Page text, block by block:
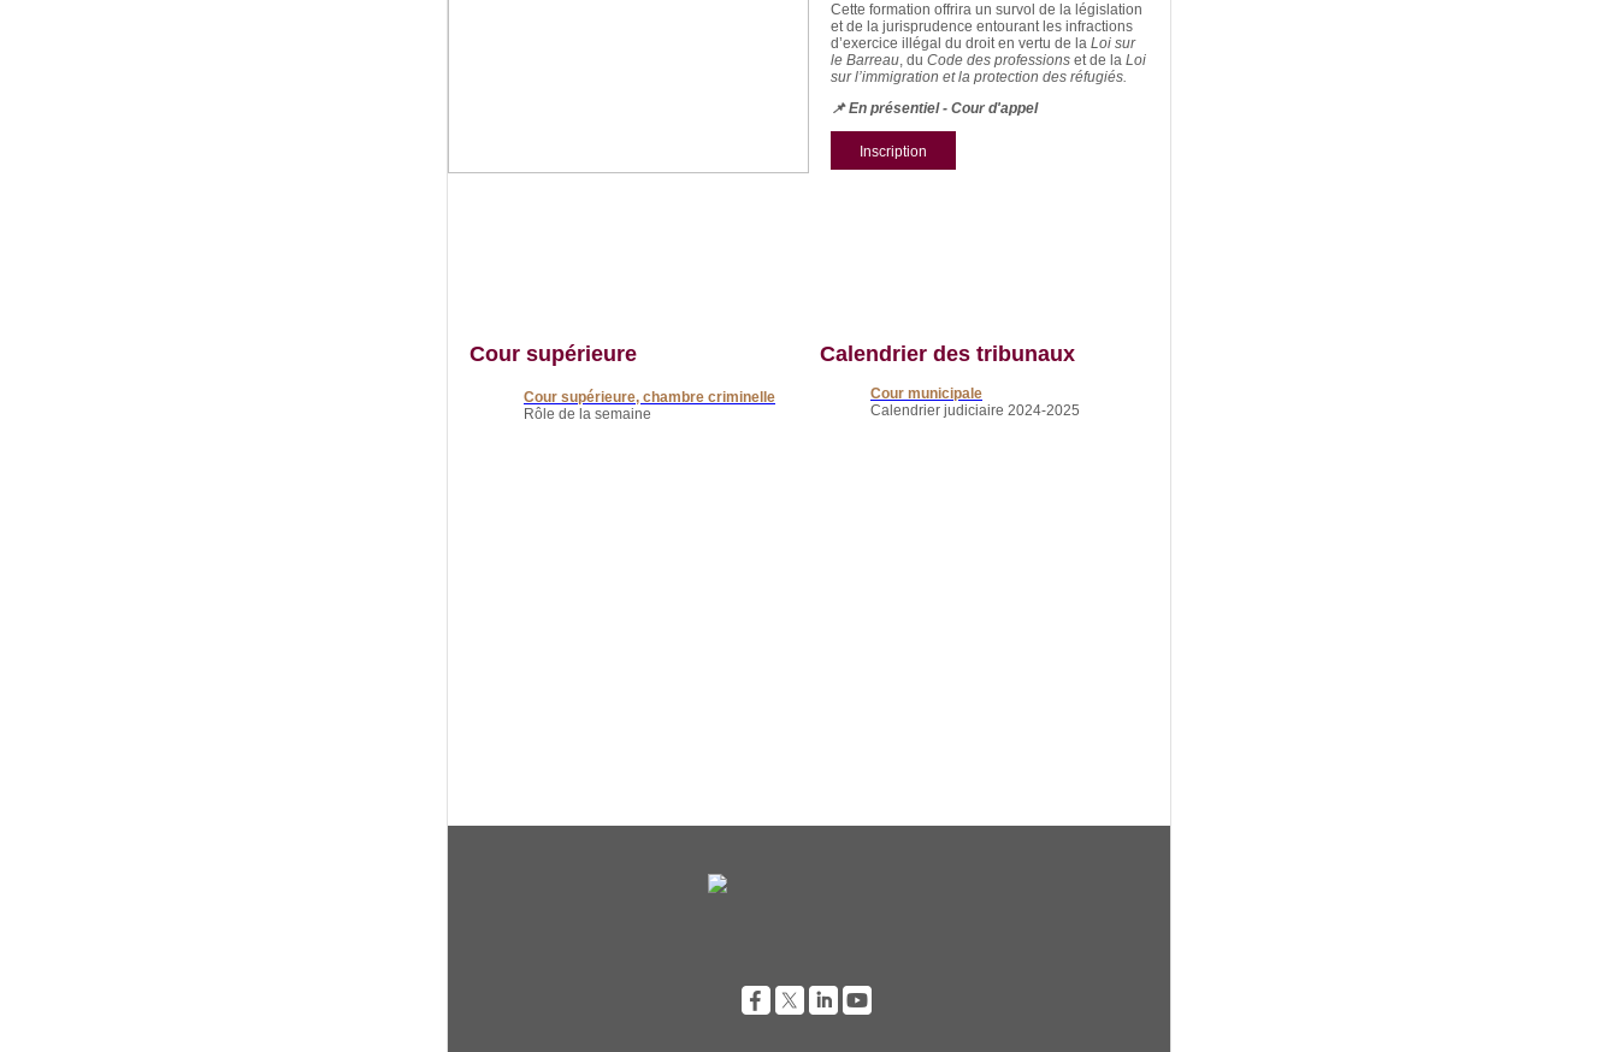
Cette formation offrira un survol de la législation
et de la jurisprudence entourant les infractions
d’exercice illégal du droit en vertu de la Loi sur
le Barreau, du Code des professions et de la Loi
sur l’immigration et la protection des réfugiés.
📌En présentiel - Cour d'appel
Inscription
Cour supérieure
Cour supérieure, chambre criminelle
Rôle de la semaine
Calendrier des tribunaux
Cour municipale
Calendrier judiciaire 2024-2025